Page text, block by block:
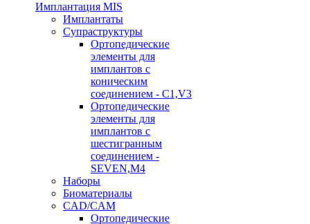
Имплантация MIS
Имплантаты
Супраструктуры
Ортопедические
элементы для
имплантов с
коническим
соединением - C1,V3
Ортопедические
элементы для
имплантов с
шестигранным
соединением -
SEVEN,M4
Наборы
Биоматериалы
CAD/CAM
Ортопедические